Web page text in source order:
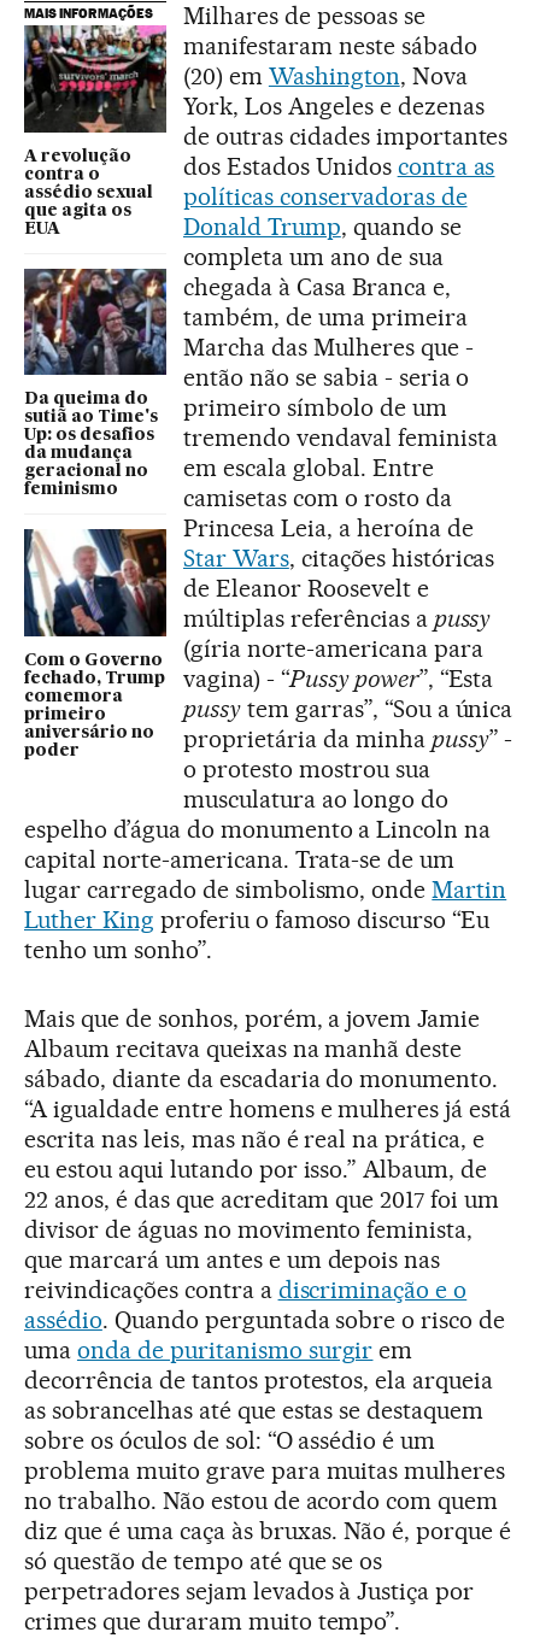
MAIS INFORMAÇÕES
A revolução
contra o
assédio sexual
que agita os
EUA
Da queima do
sutiã ao Time's
Up: os desafios
da mudança
geracional no
feminismo
Com o Governo
fechado, Trump
comemora
primeiro
aniversário no
poder
Milhares de pessoas se
manifestaram neste sábado
(20) em Washington, Nova
York, Los Angeles e dezenas
de outras cidades importantes
dos Estados Unidos contra as
políticas conservadoras de
Donald Trump, quando se
completa um ano de sua
chegada à Casa Branca e,
também, de uma primeira
Marcha das Mulheres que -
então não se sabia - seria o
primeiro símbolo de um
tremendo vendaval feminista
em escala global. Entre
camisetas com o rosto da
Princesa Leia, a heroína de
Star Wars, citações históricas
de Eleanor Roosevelt e
múltiplas referências a pussy
(gíria norte-americana para
vagina) - “Pussy power”, “Esta
pussytem garras”, “Sou a única
proprietária da minha pussy” -
o protesto mostrou sua
musculatura ao longo do
espelho d’água do monumento a Lincoln na
capital norte-americana. Trata-se de um
lugar carregado de simbolismo, ondeMartin
Luther King proferiu o famoso discurso “Eu
tenho um sonho”.
Mais que de sonhos, porém, a jovem Jamie
Albaum recitava queixas na manhã deste
sábado, diante da escadaria do monumento.
“A igualdade entre homens e mulheres já está
escrita nas leis, mas não é real na prática, e
eu estou aqui lutando por isso.” Albaum, de
22 anos, é das que acreditam que 2017 foi um
divisor de águas no movimento feminista,
que marcará um antes e um depois nas
reivindicações contra a discriminação e o
assédio. Quando perguntada sobre o risco de
uma onda de puritanismo surgir em
decorrência de tantos protestos, ela arqueia
as sobrancelhas até que estas se destaquem
sobre os óculos de sol: “O assédio é um
problema muito grave para muitas mulheres
no trabalho. Não estou de acordo com quem
diz que é uma caça às bruxas. Não é, porque é
só questão de tempo até que se os
perpetradores sejam levados à Justiça por
crimes que duraram muito tempo”.